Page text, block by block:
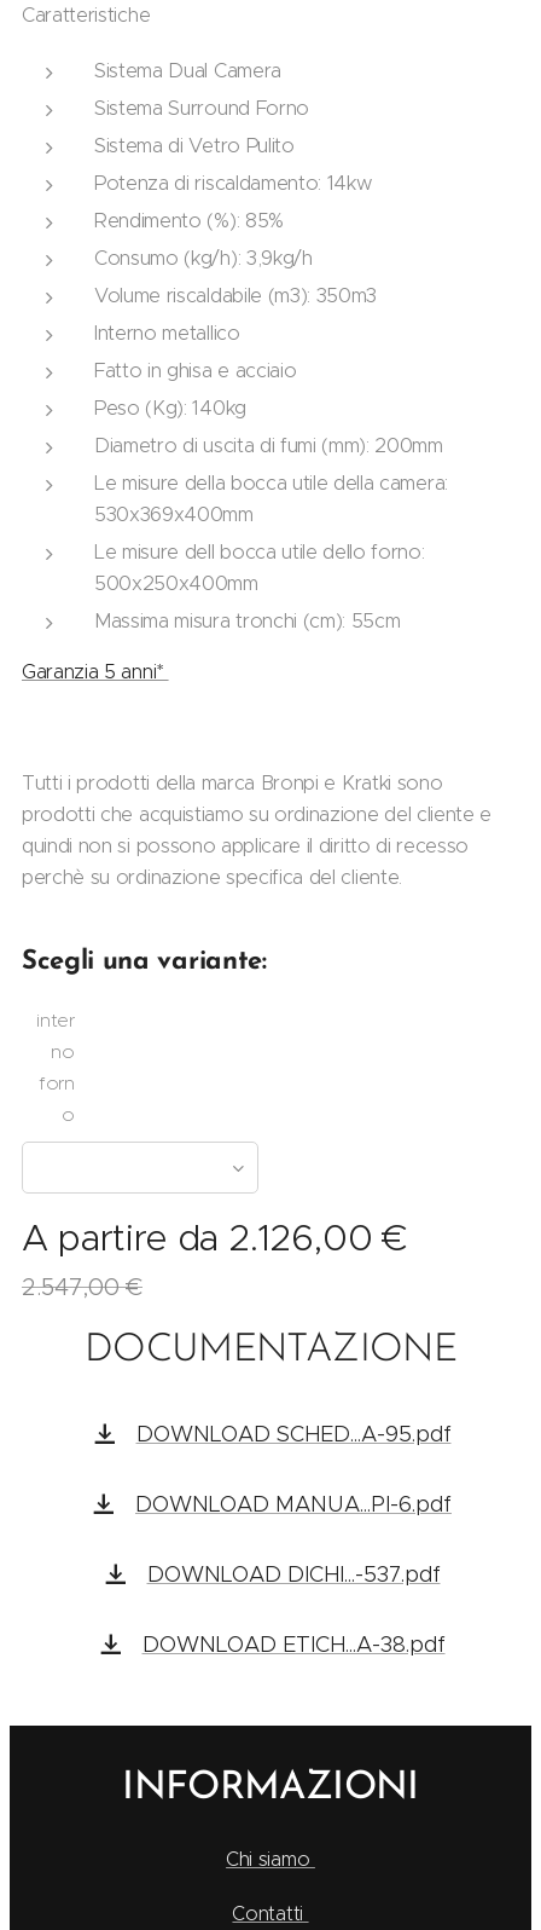
Caratteristiche
Sistema Dual Camera
Sistema Surround Forno
Sistema di Vetro Pulito
Potenza di riscaldamento: 14kw
Rendimento (%): 85%
Consumo (kg/h): 3,9kg/h
Volume riscaldabile (m3): 350m3
Interno metallico
Fatto in ghisa e acciaio
Peso (Kg): 140kg
Diametro di uscita di fumi (mm): 200mm
Le misure della bocca utile della camera:
530x369x400mm
Le misure dell bocca utile dello forno:
500x250x400mm
Massima misura tronchi (cm): 55cm
Garanzia 5 anni*
Tutti i prodotti della marca Bronpi e Kratki sono
prodotti che acquistiamo su ordinazione del cliente e
quindi non si possono applicare il diritto di recesso
perchè su ordinazione specifica del cliente.
Scegli una variante:
inter
no
forn
o
A partire da 2.126,00 €
2.547,00€
DOCUMENTAZIONE
DOWNLOAD SCHED...A-95.pdf
DOWNLOAD MANUA...PI-6.pdf
DOWNLOAD DICHI...-537.pdf
DOWNLOAD ETICH...A-38.pdf
INFORMAZIONI
Chi siamo
Contatti